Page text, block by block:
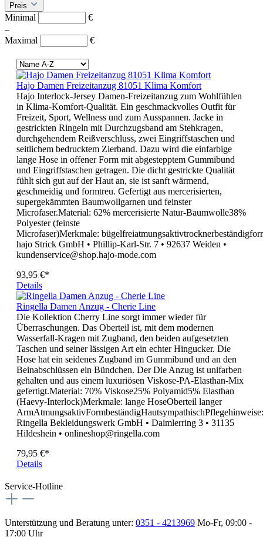
Preis
Minimal
€
–
Maximal
€
Hajo Damen Freizeitanzug 81051 Klima Komfort
Hajo Interlock-Jersey Damen-Freizeitanzug zum Wohlfühlen
in Klima-Komfort-Qualität. Ein geschmackvolles Outfit für
Freizeit, Sport, Wellness und zum Ausspannen. Jacke in
gestrickten Ringeln mit Durchzugsband am Stehkragen,
durchgehendem Reißverschluss, zwei Eingriffstaschen und
seitlichem bedrucktem Zierband. Dazu wird die einfarbige
lange Hose in offener Form mit abgestepptem Gummibund
und Eingriffstaschen getragen. Die dicht gestrickte Qualität
fühlt sich gut auf der Haut an, sie ist sanft wärmend,
geschmeidig und formtreu. Gefertigt aus mercerisierten,
supergekämmten Baumwollgarnen und feinster
Microfaser.Material: 62% mercerisierte Natur-Baumwolle38%
Polyester (feinste
Microfaser)Merkmale:
hajo Strick GmbH • Phillip-Karl-Str. 7 • 92637 Weiden •
kundenservice@shop.hajo-mode.com
93,95 €*
Details
Ringella Damen Anzug - Cherie Line
Die Kollektion Cherry Line sorgt immer wieder für
Überraschungen. Das Oberteil ist, mit dem modernen
Wasserfall-Kragen mit Zugband, den beiden aufgesetzten
Taschen und seiner lässigen Art ein echter Hingucker. Die
Hose hat ein seidenes Zugband im Gummibund und an den
Beinabschlüssen ein Bündchen. Der Die Anzug ist unifarben
gehalten und aus einem luxuriösen Viskose-PA-Elasthan-Mix
gefertigt.Material: 70% Viskose25% Polyamid5% Elasthan
(Haevy-Interlock)Merkmale: lange HoseOberteil langer
ArmAtmungsaktivFormbeständigHautsympathischPflegehinweise:
Ringella Bekleidungswerk GmbH • Daimlerring 3 • 31135
Hildeshein • onlineshop@ringella.com
79,95 €*
Details
Service-Hotline
Unterstützung und Beratung unter: 0351 - 4213969 Mo-Fr, 09:00 -
17:00 Uhr